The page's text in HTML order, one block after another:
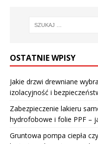
OSTATNIE WPISY
Jakie drzwi drewniane
izolacyjność i
Zabezpieczenie lakieru
hydrofobowe i folie PPF –
Gruntowa pompa ciepła